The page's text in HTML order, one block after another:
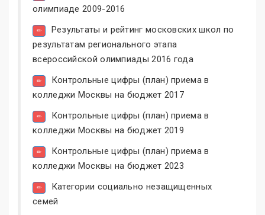
олимпиаде 2009-2016
Результаты и рейтинг московских школ по
результатам регионального этапа
всероссийской олимпиады 2016 года
Контрольные цифры (план) приема в
колледжи Москвы на бюджет 2017
Контрольные цифры (план) приема в
колледжи Москвы на бюджет 2019
Контрольные цифры (план) приема в
колледжи Москвы на бюджет 2023
Категории социально незащищенных
семей